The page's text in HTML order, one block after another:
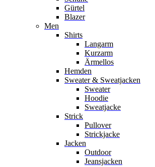
Gürtel
Blazer
Men
Shirts
Langarm
Kurzarm
Ärmellos
Hemden
Sweater & Sweatjacken
Sweater
Hoodie
Sweatjacke
Strick
Pullover
Strickjacke
Jacken
Outdoor
Jeansjacken